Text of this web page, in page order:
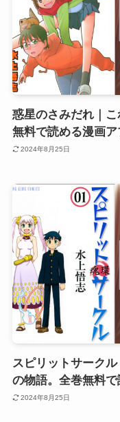
惑星のさみだれ｜
無料で読める漫画ア
2024年8月25日
スピリットサーク
の物語。全巻無料で
2024年8月25日